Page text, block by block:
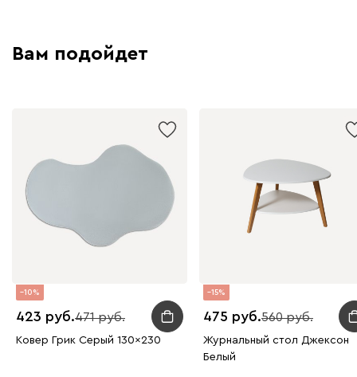
Вам подойдет
10
423 471
Ковер Грик Серый 130x230
15
475 560
Журнальный стол Джексон
Белый